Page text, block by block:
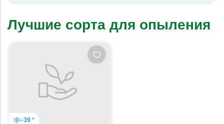
Лучшие сорта для опыления
–39 °